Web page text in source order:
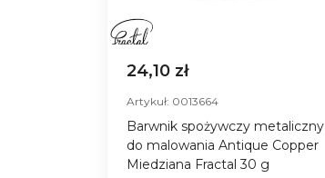
24,10 zł
Artykuł: 0013664
Barwnik spożywczy metaliczny
do malowania Antique Copper
Miedziana Fractal 30 g